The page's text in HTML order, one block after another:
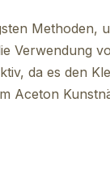
Methoden,
Verwendung
da es den
Aceton